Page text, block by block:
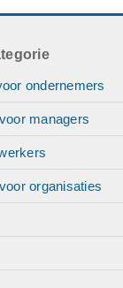
ondernemers
managers
organisaties